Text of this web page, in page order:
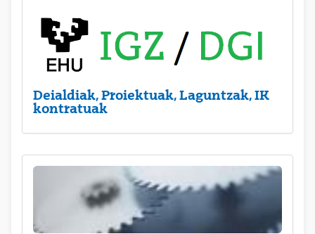
Deialdiak, Proiektuak, Laguntzak, IK
kontratuak